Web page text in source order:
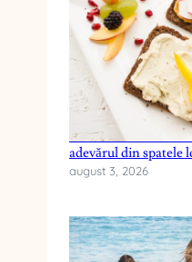
Cele mai frecvente
adevărul din spatele
august 3, 2026